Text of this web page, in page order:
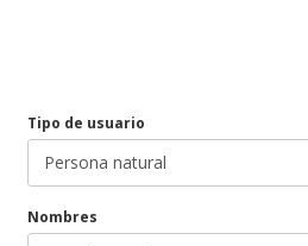
Tipo de usuario
Nombres